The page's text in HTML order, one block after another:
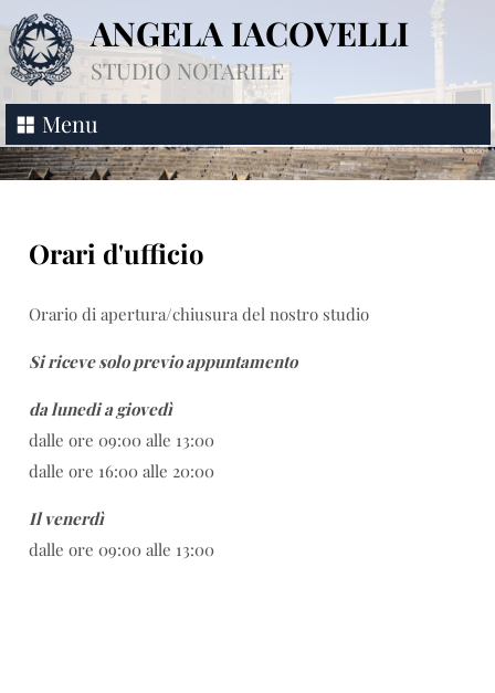
ANGELA IACOVELLI
STUDIO NOTARILE
Menu
Orari d'ufficio
Orario di apertura/chiusura del nostro studio
Si riceve solo previo appuntamento
da lunedi a giovedì
dalle ore 09:00 alle 13:00
dalle ore 16:00 alle 20:00
Il venerdì
dalle ore 09:00 alle 13:00